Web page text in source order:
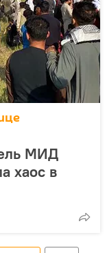
МИД
хаос в